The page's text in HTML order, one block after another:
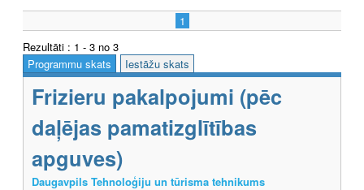
1
Rezultāti : 1 - 3 no 3
Programmu skats
Iestāžu skats
Frizieru pakalpojumi (pēc
daļējas pamatizglītības
apguves)
Daugavpils Tehnoloģiju un tūrisma tehnikums